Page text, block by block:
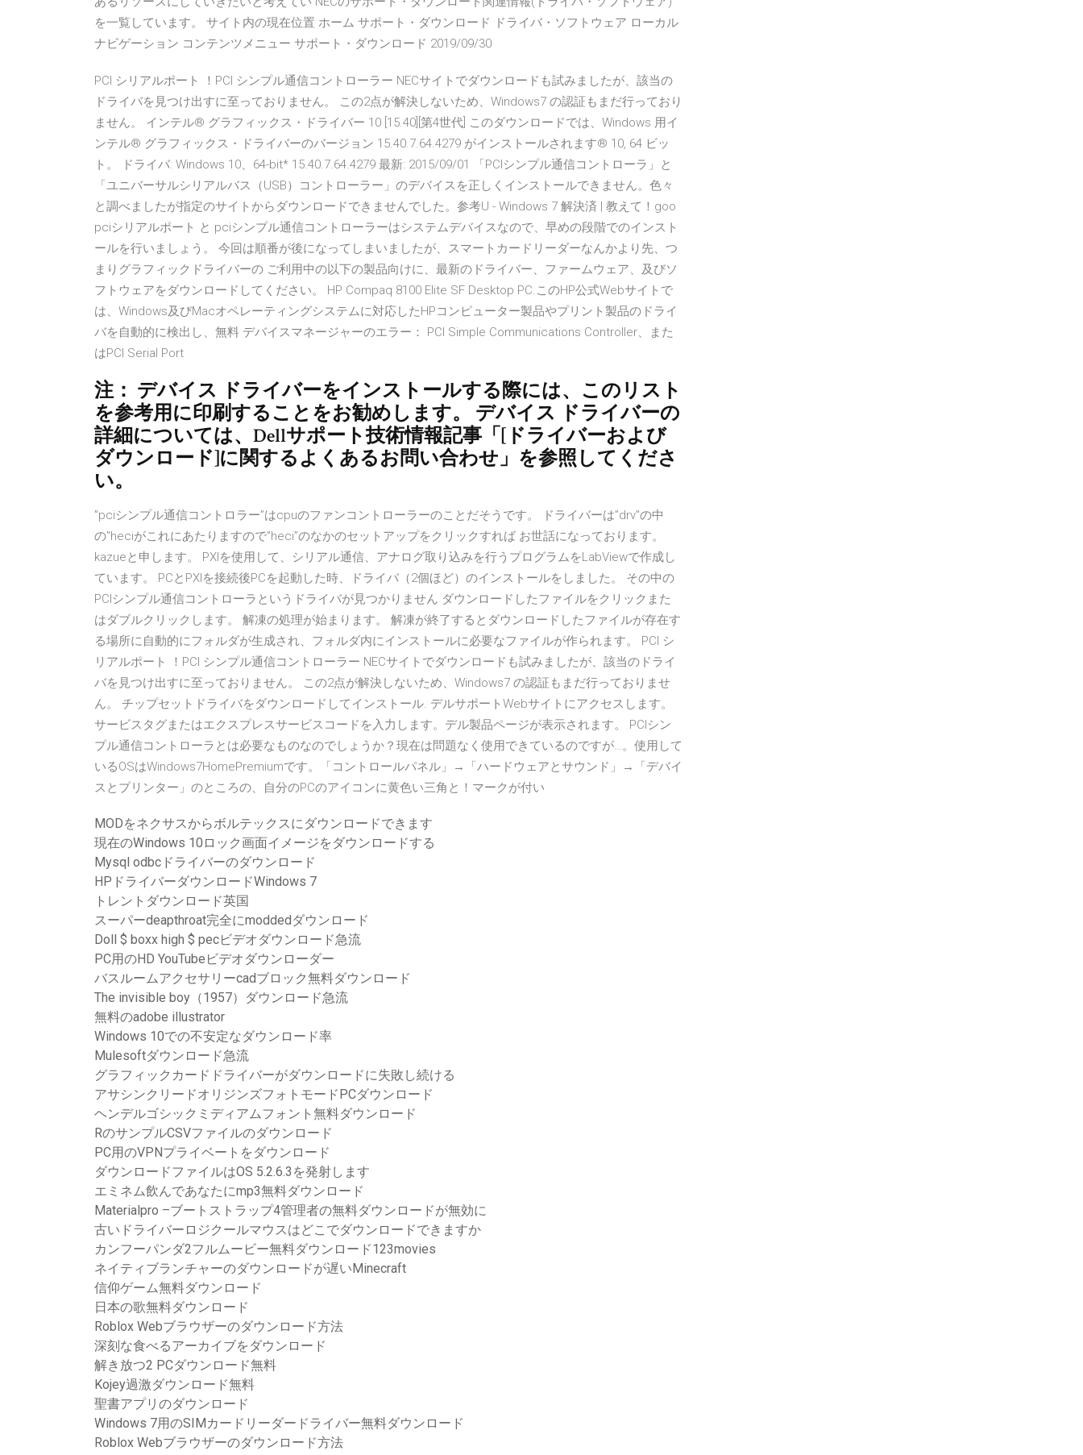
を一覧しています。 サイト内の現在位置 ホーム サポート・ダウンロード ドライバ・ソフトウェア ローカル
ナビゲーション コンテンツメニュー サポート・ダウンロード 2019/09/30
PCI シリアルポート ！PCI シンプル通信コントローラー NECサイトでダウンロードも試みましたが、該当の
ドライバを見つけ出すに至っておりません。 この2点が解決しないため、Windows7 の認証もまだ行っており
ません。 インテル® グラフィックス・ドライバー 10 [15.40][第4世代] このダウンロードでは、Windows 用イ
ンテル® グラフィックス・ドライバーのバージョン 15.40.7.64.4279 がインストールされます® 10, 64 ビッ
ト。 ドライバ: Windows 10、64-bit* 15.40.7.64.4279 最新: 2015/09/01 「PCIシンプル通信コントローラ」と
「ユニバーサルシリアルバス（USB）コントローラー」のデバイスを正しくインストールできません。色々
と調べましたが指定のサイトからダウンロードできませんでした。参考U - Windows 7 解決済 | 教えて！goo
pciシリアルポート と pciシンプル通信コントローラーはシステムデバイスなので、早めの段階でのインスト
ールを行いましょう。 今回は順番が後になってしまいましたが、スマートカードリーダーなんかより先、つ
まりグラフィックドライバーの ご利用中の以下の製品向けに、最新のドライバー、ファームウェア、及びソ
フトウェアをダウンロードしてください。 HP Compaq 8100 Elite SF Desktop PC.このHP公式Webサイトで
は、Windows及びMacオペレーティングシステムに対応したHPコンピューター製品やプリント製品のドライ
バを自動的に検出し、無料 デバイスマネージャーのエラー： PCI Simple Communications Controller、また
はPCI Serial Port
注： デバイス ドライバーをインストールする際には、このリスト
を参考用に印刷することをお勧めします。 デバイス ドライバーの
詳細については、Dellサポート技術情報記事「[ドライバーおよび
ダウンロード]に関するよくあるお問い合わせ」を参照してくださ
い。
”pciシンプル通信コントロラー”はcpuのファンコントローラーのことだそうです。 ドライバーは”drv"の中
の"heciがこれにあたりますので”heci”のなかのセットアップをクリックすれば お世話になっております。
kazueと申します。 PXIを使用して、シリアル通信、アナログ取り込みを行うプログラムをLabViewで作成し
ています。 PCとPXIを接続後PCを起動した時、ドライバ（2個ほど）のインストールをしました。 その中の
PCIシンプル通信コントローラというドライバが見つかりません ダウンロードしたファイルをクリックまた
はダブルクリックします。 解凍の処理が始まります。 解凍が終了するとダウンロードしたファイルが存在す
る場所に自動的にフォルダが生成され、フォルダ内にインストールに必要なファイルが作られます。 PCI シ
リアルポート ！PCI シンプル通信コントローラー NECサイトでダウンロードも試みましたが、該当のドライ
バを見つけ出すに至っておりません。 この2点が解決しないため、Windows7 の認証もまだ行っておりませ
ん。 チップセットドライバをダウンロードしてインストール. デルサポートWebサイトにアクセスします。
サービスタグまたはエクスプレスサービスコードを入力します。デル製品ページが表示されます。 PCIシン
プル通信コントローラとは必要なものなのでしょうか？現在は問題なく使用できているのですが…。使用して
いるOSはWindows7HomePremiumです。「コントロールパネル」→「ハードウェアとサウンド」→「デバイ
スとプリンター」のところの、自分のPCのアイコンに黄色い三角と！マークが付い
MODをネクサスからボルテックスにダウンロードできます
現在のWindows 10ロック画面イメージをダウンロードする
Mysql odbcドライバーのダウンロード
HPドライバーダウンロードWindows 7
トレントダウンロード英国
スーパーdeapthroat完全にmoddedダウンロード
Doll $ boxx high $ pecビデオダウンロード急流
PC用のHD YouTubeビデオダウンローダー
バスルームアクセサリーcadブロック無料ダウンロード
The invisible boy（1957）ダウンロード急流
無料のadobe illustrator
Windows 10での不安定なダウンロード率
Mulesoftダウンロード急流
グラフィックカードドライバーがダウンロードに失敗し続ける
アサシンクリードオリジンズフォトモードPCダウンロード
ヘンデルゴシックミディアムフォント無料ダウンロード
RのサンプルCSVファイルのダウンロード
PC用のVPNプライベートをダウンロード
ダウンロードファイルはOS 5.2.6.3を発射します
エミネム飲んであなたにmp3無料ダウンロード
Materialpro –ブートストラップ4管理者の無料ダウンロードが無効に
古いドライバーロジクールマウスはどこでダウンロードできますか
カンフーパンダ2フルムービー無料ダウンロード123movies
ネイティブランチャーのダウンロードが遅いMinecraft
信仰ゲーム無料ダウンロード
日本の歌無料ダウンロード
Roblox Webブラウザーのダウンロード方法
深刻な食べるアーカイブをダウンロード
解き放つ2 PCダウンロード無料
Kojey過激ダウンロード無料
聖書アプリのダウンロード
Windows 7用のSIMカードリーダードライバー無料ダウンロード
Roblox Webブラウザーのダウンロード方法